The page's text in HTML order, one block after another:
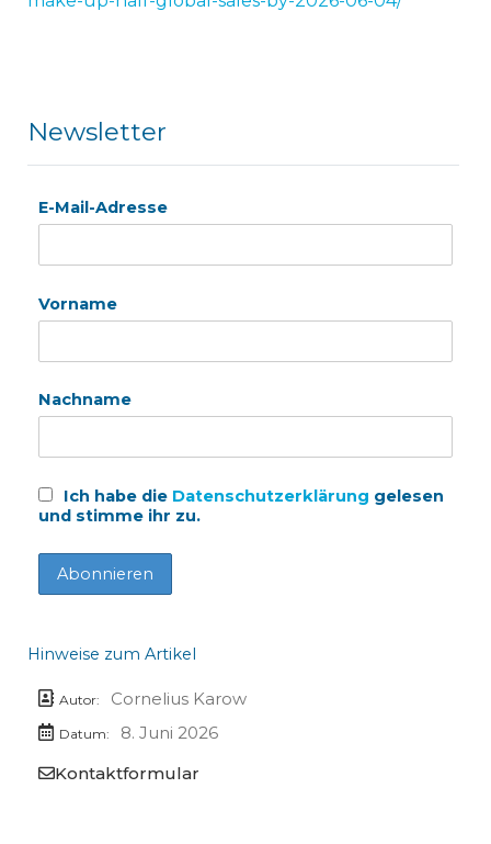
Newsletter
E-Mail-Adresse
Vorname
Nachname
Ich habe die Datenschutzerklärung gelesen
und stimme ihr zu.
Hinweise zum Artikel
Autor: Cornelius Karow
Datum:
8. Juni 2026
Kontaktformular